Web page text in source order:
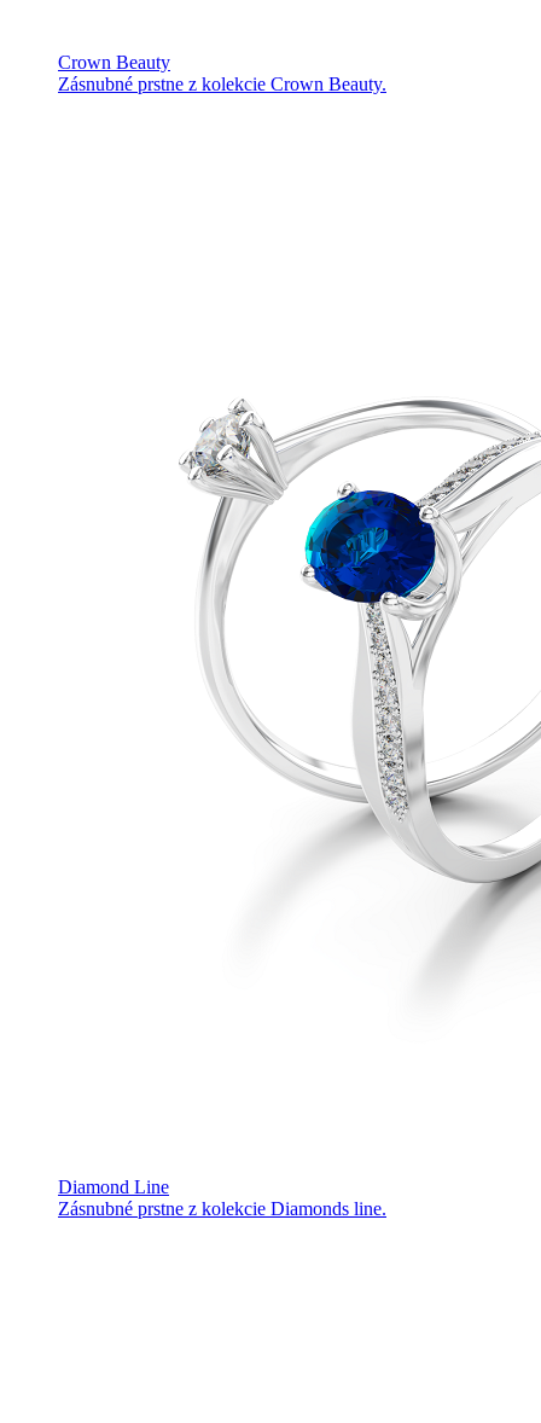
Crown Beauty
Zásnubné prstne z kolekcie Crown Beauty.
Diamond Line
Zásnubné prstne z kolekcie Diamonds line.